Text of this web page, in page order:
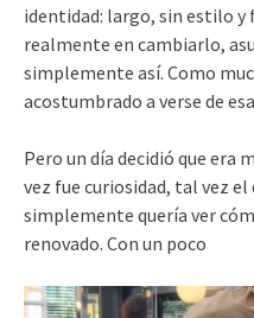
identidad: largo, sin estilo y
realmente en cambiarlo,
simplemente así. Como
acostumbrado a verse de
Pero un día decidió que era
vez fue curiosidad, tal vez el
simplemente quería ver
renovado. Con un poco